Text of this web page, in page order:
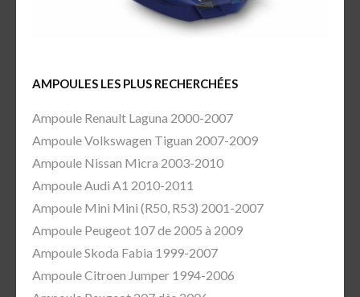
AMPOULES LES PLUS RECHERCHÉES
Ampoule Renault Laguna 2000-2007
Ampoule Volkswagen Tiguan 2007-2009
Ampoule Nissan Micra 2003-2010
Ampoule Audi A1 2010-2011
Ampoule Mini Mini (R50, R53) 2001-2007
Ampoule Peugeot 107 de 2005 à 2009
Ampoule Skoda Fabia 1999-2007
Ampoule Citroen Jumper 1994-2006